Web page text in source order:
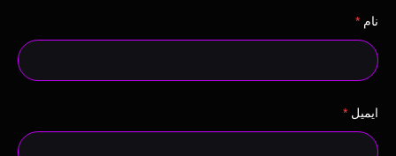
نام *
ایمیل *